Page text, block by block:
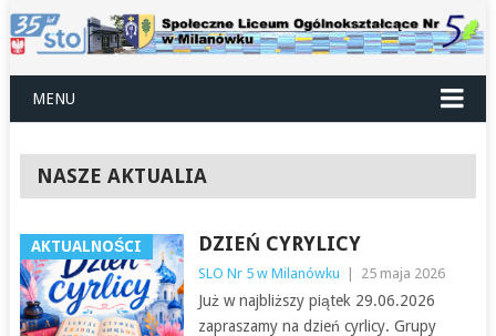
MENU
NASZE AKTUALIA
AKTUALNOŚCI DZIEŃ CYRYLICY
SLO Nr 5 w Milanówku 25 maja 2026
Już w najbliższy piątek 29.06.2026
zapraszamy na dzień cyrlicy. Grupy